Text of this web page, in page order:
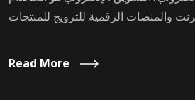
Read More